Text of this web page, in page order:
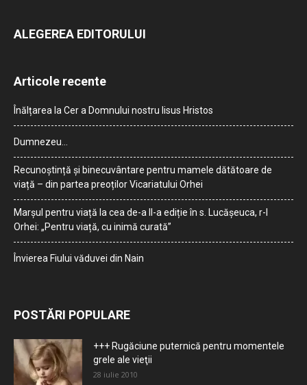
ALEGEREA EDITORULUI
Articole recente
Înălțarea la Cer a Domnului nostru Iisus Hristos
Dumnezeu…
Recunoștință și binecuvântare pentru mamele dătătoare de
viață – din partea preoților Vicariatului Orhei
Marșul pentru viață la cea de-a II-a ediție în s. Lucășeuca, r-l
Orhei: „Pentru viață, cu inimă curată”
Învierea Fiului văduvei din Nain
POSTĂRI POPULARE
+++ Rugăciune puternică pentru momentele
grele ale vieţii
28 iulie 2010